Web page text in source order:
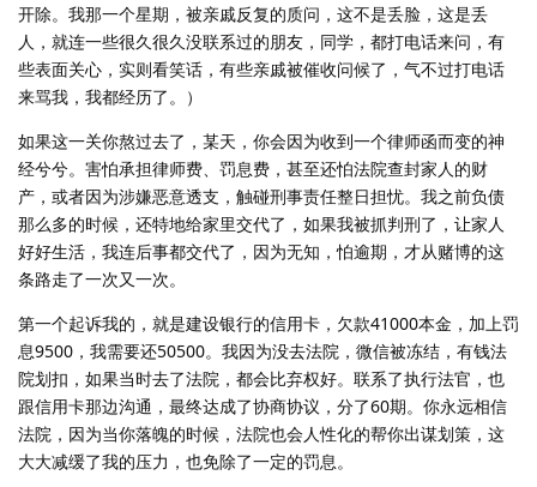
开除。我那一个星期，被亲戚反复的质问，这不是丢脸，这是丢
人，就连一些很久很久没联系过的朋友，同学，都打电话来问，有
些表面关心，实则看笑话，有些亲戚被催收问候了，气不过打电话
来骂我，我都经历了。）
如果这一关你熬过去了，某天，你会因为收到一个律师函而变的神
经兮兮。害怕承担律师费、罚息费，甚至还怕法院查封家人的财
产，或者因为涉嫌恶意透支，触碰刑事责任整日担忧。我之前负债
那么多的时候，还特地给家里交代了，如果我被抓判刑了，让家人
好好生活，我连后事都交代了，因为无知，怕逾期，才从赌博的这
条路走了一次又一次。
第一个起诉我的，就是建设银行的信用卡，欠款41000本金，加上罚
息9500，我需要还50500。我因为没去法院，微信被冻结，有钱法
院划扣，如果当时去了法院，都会比弃权好。联系了执行法官，也
跟信用卡那边沟通，最终达成了协商协议，分了60期。你永远相信
法院，因为当你落魄的时候，法院也会人性化的帮你出谋划策，这
大大减缓了我的压力，也免除了一定的罚息。